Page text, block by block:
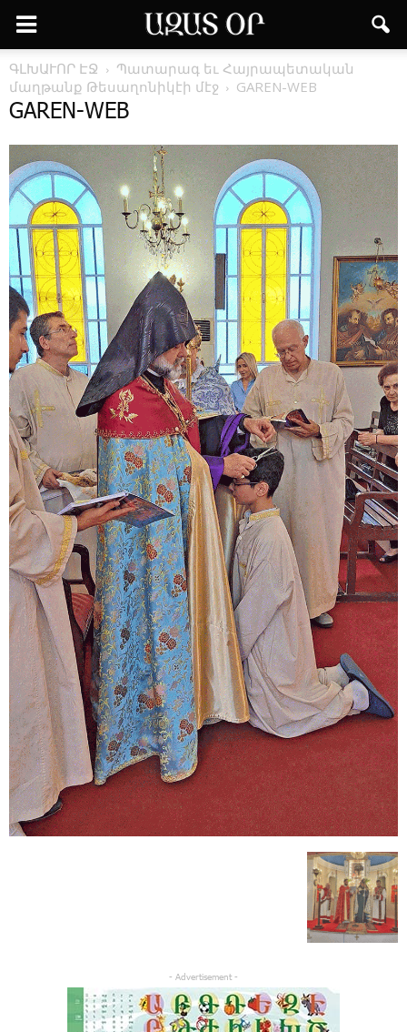
ԳԼԽԱՒՈՐ ԷՋ
Պատարագ եւ Հայրապետական
մաղթանք Թեսաղոնիկէի մէջ
GAREN-WEB
GAREN-WEB
- Advertisement -